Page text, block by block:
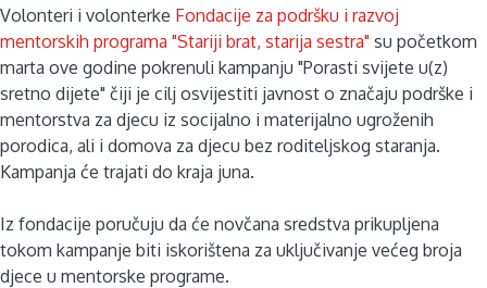
Volonteri i volonterke Fondacije za podršku i razvoj
mentorskih programa "Stariji brat, starija sestra" su početkom
marta ove godine pokrenuli kampanju "Porasti svijete u(z)
sretno dijete" čiji je cilj osvijestiti javnost o značaju podrške i
mentorstva za djecu iz socijalno i materijalno ugroženih
porodica, ali i domova za djecu bez roditeljskog staranja.
Kampanja će trajati do kraja juna.
Iz fondacije poručuju da će novčana sredstva prikupljena
tokom kampanje biti iskorištena za uključivanje većeg broja
djece u mentorske programe.